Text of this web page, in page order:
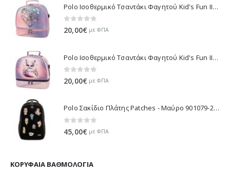
Polo Ισοθερμικό Τσαντάκι Φαγητού Kid's Fun II - Μωβ 971003-8420 2026
0 out of 5
20,00€ με ΦΠΑ
Polo Ισοθερμικό Τσαντάκι Φαγητού Kid's Fun II - Λιλά 971003-8425 2026
0 out of 5
20,00€ με ΦΠΑ
Polo Σακίδιο Πλάτης Patches - Μαύρο 901079-2000 2026
0out of 5
45,00€ με ΦΠΑ
ΚΟΡΥΦΑΊΑ ΒΑΘΜΟΛΟΓΊΑ